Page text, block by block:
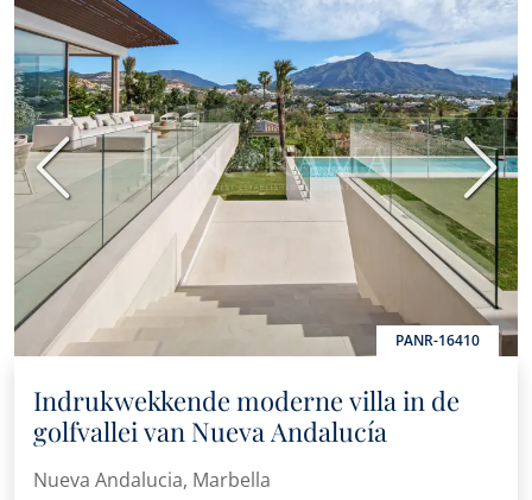
PANR-16410
Vorige
Indrukwekkende moderne villa in de
golfvallei van Nueva Andalucía
Nueva Andalucia, Marbella